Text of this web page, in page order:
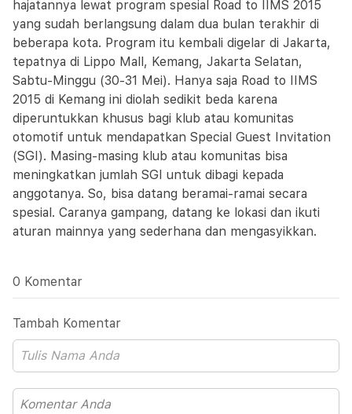
hajatannya lewat program spesial Road to IIMS 2015
yang sudah berlangsung dalam dua bulan terakhir di
beberapa kota. Program itu kembali digelar di Jakarta,
tepatnya di Lippo Mall, Kemang, Jakarta Selatan,
Sabtu-Minggu (30-31 Mei). Hanya saja Road to IIMS
2015 di Kemang ini diolah sedikit beda karena
diperuntukkan khusus bagi klub atau komunitas
otomotif untuk mendapatkan Special Guest Invitation
(SGI). Masing-masing klub atau komunitas bisa
meningkatkan jumlah SGI untuk dibagi kepada
anggotanya. So, bisa datang beramai-ramai secara
spesial. Caranya gampang, datang ke lokasi dan ikuti
aturan mainnya yang sederhana dan mengasyikkan.
0 Komentar
Tambah Komentar